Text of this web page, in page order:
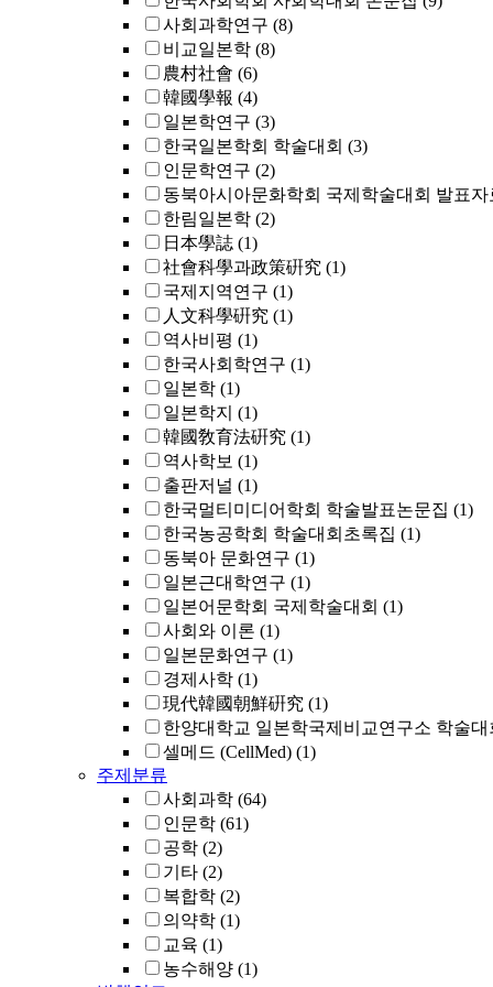
사회과학연구 (8)
비교일본학 (8)
農村社會 (6)
韓國學報 (4)
일본학연구 (3)
한국일본학회 학술대회 (3)
인문학연구 (2)
동북아시아문화학회 국제학술대회 발표자
한림일본학 (2)
日本學誌 (1)
社會科學과政策硏究 (1)
국제지역연구 (1)
人文科學硏究 (1)
역사비평 (1)
한국사회학연구 (1)
일본학 (1)
일본학지 (1)
韓國敎育法硏究 (1)
역사학보 (1)
출판저널 (1)
한국멀티미디어학회 학술발표논문집 (1)
한국농공학회 학술대회초록집 (1)
동북아 문화연구 (1)
일본근대학연구 (1)
일본어문학회 국제학술대회 (1)
사회와 이론 (1)
일본문화연구 (1)
경제사학 (1)
現代韓國朝鮮硏究 (1)
한양대학교 일본학국제비교연구소 학술대
셀메드 (CellMed) (1)
주제분류
사회과학 (64)
인문학 (61)
공학 (2)
기타 (2)
복합학 (2)
의약학 (1)
교육 (1)
농수해양 (1)